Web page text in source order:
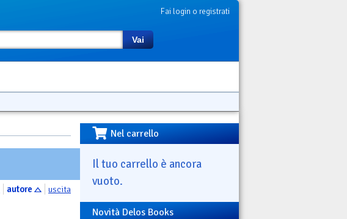
Fai login o registrati
Vai
autore uscita
Nel carrello
Il tuo carrello è ancora
vuoto.
Novità Delos Books